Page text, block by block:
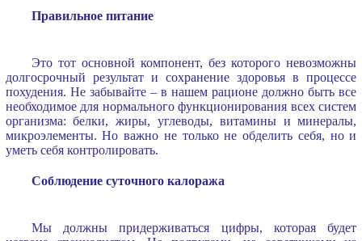
Правильное питание
Это тот основной компонент, без которого невозможны
долгосрочный результат и сохранение здоровья в процессе
похудения. Не забывайте – в нашем рационе должно быть все
необходимое для нормального функционирования всех систем
организма: белки, жиры, углеводы, витамины и минералы,
микроэлементы. Но важно не только не обделить себя, но и
уметь себя контролировать.
Соблюдение суточного калоража
Мы должны придерживаться цифры, которая будет